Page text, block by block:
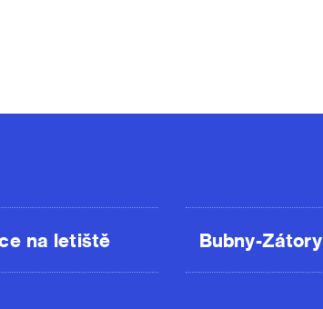
na letiště Bubny-Zátory